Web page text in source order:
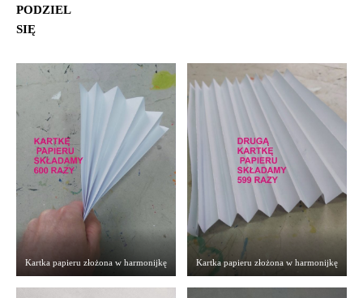
PODZIEL
SIĘ
Kartka papieru złożona w harmonijkę Kartka papieru złożona w harmonijkę